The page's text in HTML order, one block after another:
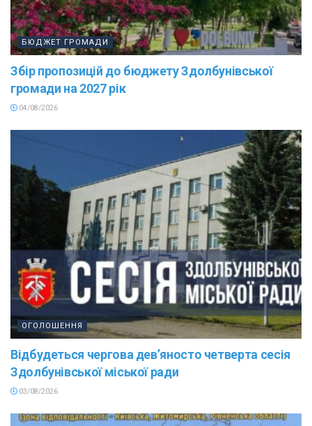
БЮДЖЕТ ГРОМАДИ
Збір пропозицій до бюджету Здолбунівської
громади на 2027 рік
04/08/2026
ОГОЛОШЕННЯ
Відбудеться чергова дев’яносто четверта сесія
Здолбунівської міської ради
03/08/2026